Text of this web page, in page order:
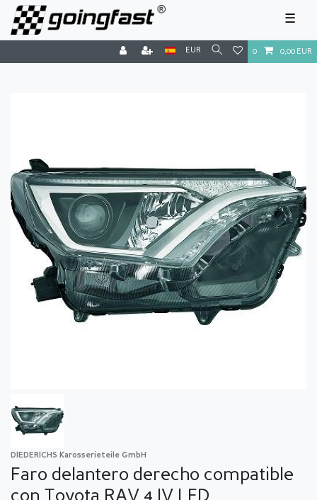
☰
EUR 0 0,00 EUR
DIEDERICHS Karosserieteile GmbH
Faro delantero derecho compatible